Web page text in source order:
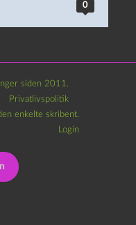
0
siden 2011.
Privatlivspolitik
enkelte skribent.
Login